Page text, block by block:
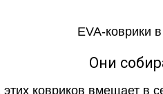
Они
этих ковриков вмещает в